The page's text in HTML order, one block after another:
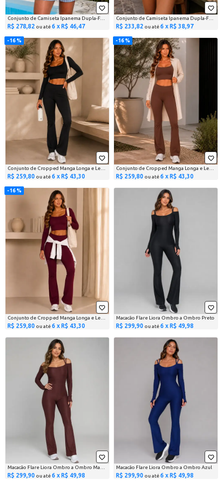
Conjunto de Camiseta Ipanema Dupla-Face Branca e Azul e...
R$ 278,82 ou até6 x R$ 46,47
Conjunto de Camiseta Ipanema Dupla-Face Verde e Amarela e...
R$ 233,82 ou até6 x R$ 38,97
16 %
R$ 259,80 ou até6 x R$ 43,30
16 %
R$ 259,80 ou até6 x R$ 43,30
16 %
R$ 259,80 ou até6 x R$ 43,30
Macacão Flare Liora Ombro a Ombro Preto
R$ 299,90 ou até6 x R$ 49,98
Macacão Flare Liora Ombro a Ombro Marrom
R$ 299,90 ou até6 x R$ 49,98
Macacão Flare Liora Ombro a Ombro Azul
R$ 299,90 ou até6 x R$ 49,98